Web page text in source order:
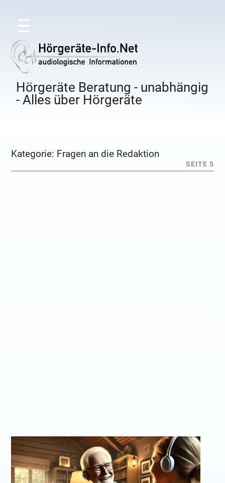
☰
Hörgeräte Beratung - unabhängig
- Alles über Hörgeräte
Kategorie: Fragen an die Redaktion
SEITE 5